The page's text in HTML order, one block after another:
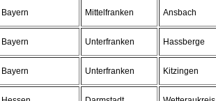
Bayern Mittelfranken Ansbach
Bayern Unterfranken Hassberge
Bayern Unterfranken Kitzingen